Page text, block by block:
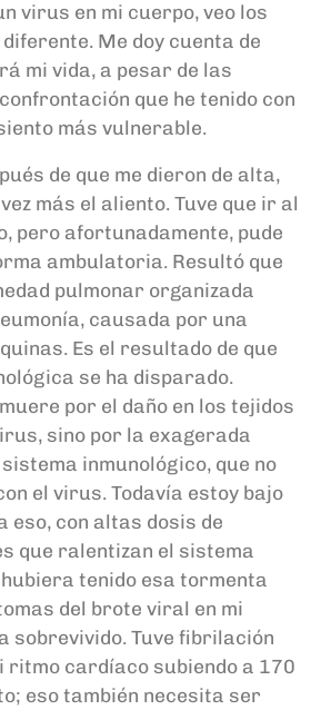
virus en mi cuerpo, veo los
Me doy cuenta de
mi vida, a pesar de las
que he tenido con
más vulnerable.
de que me dieron de alta,
más el aliento. Tuve que ir al
pero afortunadamente, pude
ambulatoria. Resultó que
pulmonar organizada
causada por una
Es el resultado de que
se ha disparado.
por el daño en los tejidos
sino por la exagerada
inmunológico, que no
el virus. Todavía estoy bajo
con altas dosis de
que ralentizan el sistema
tenido esa tormenta
del brote viral en mi
sobrevivido. Tuve fibrilación
ritmo cardíaco subiendo a 170
eso también necesita ser